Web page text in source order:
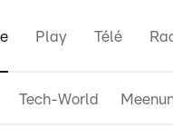
Play Télé
Tech-World